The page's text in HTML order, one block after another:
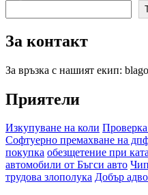
За контакт
За връзка с нашият екип:
Приятели
Изкупуване на коли
Софтуерно премахване на
покупка обезщетение при
автомобили от Бъгси авто
трудова злополука Добър